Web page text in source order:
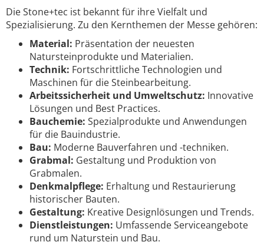
Die Stone+tec ist bekannt für ihre Vielfalt und
Spezialisierung. Zu den Kernthemen der Messe gehören:
Material: Präsentation der neuesten
Natursteinprodukte und Materialien.
Technik: Fortschrittliche Technologien und
Maschinen für die Steinbearbeitung.
Arbeitssicherheit und Umweltschutz: Innovative
Lösungen und Best Practices.
Bauchemie: Spezialprodukte und Anwendungen
für die Bauindustrie.
Bau: Moderne Bauverfahren und -techniken.
Grabmal: Gestaltung und Produktion von
Grabmalen.
Denkmalpflege: Erhaltung und Restaurierung
historischer Bauten.
Gestaltung: Kreative Designlösungen und Trends.
Dienstleistungen: Umfassende Serviceangebote
rund um Naturstein und Bau.